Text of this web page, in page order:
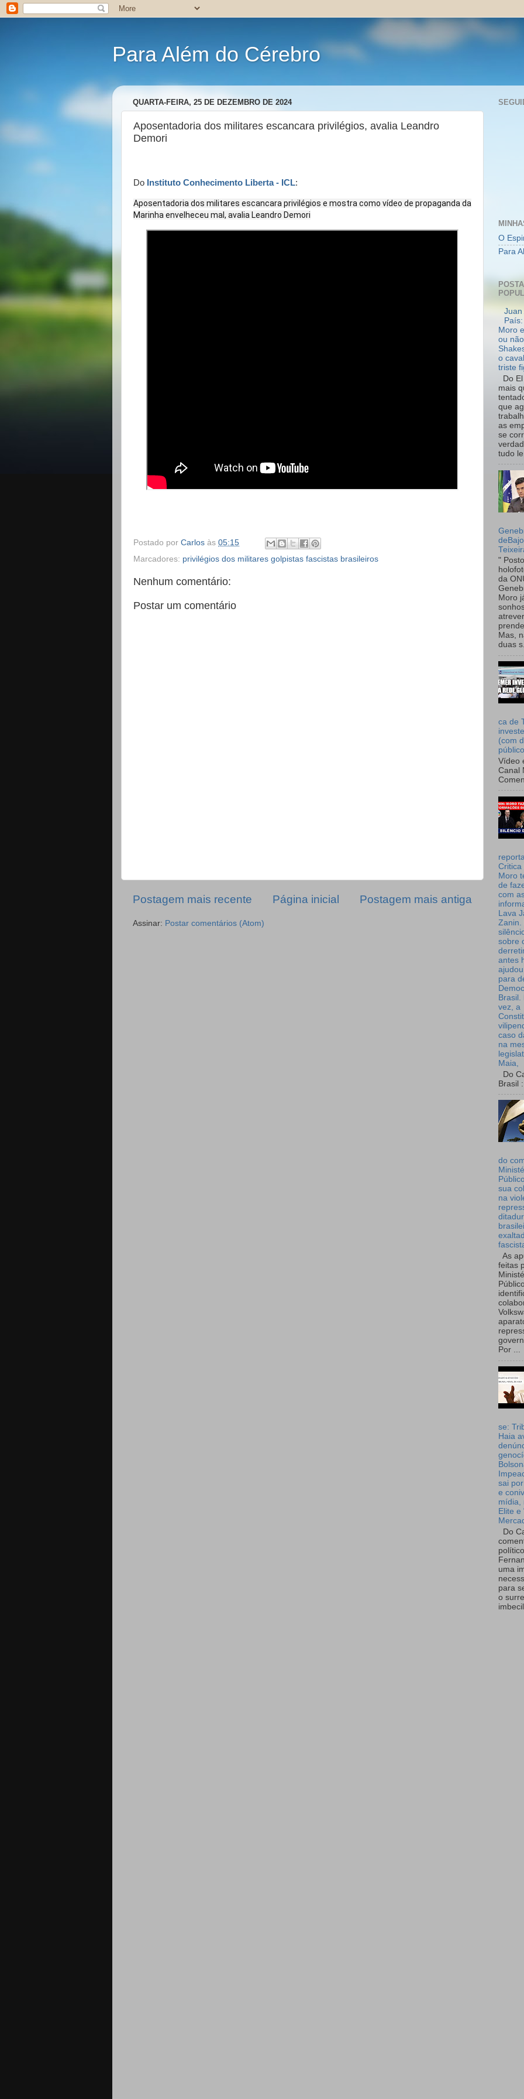
Para Além do Cérebro
QUARTA-FEIRA, 25 DE DEZEMBRO DE 2024
Aposentadoria dos militares escancara privilégios, avalia Leandro
Demori
Do Instituto Conhecimento Liberta - ICL:
Aposentadoria dos militares escancara privilégios e mostra como vídeo de propaganda da
Marinha envelheceu mal, avalia Leandro Demori
Postado por Carlos às 05:15
Marcadores: privilégios dos militares golpistas fascistas brasileiros
Nenhum comentário:
Postar um comentário
Postagem mais recente Postagem mais antiga
Página inicial
Assinar: Postar comentários (Atom)
O
Para
Juan
Moro
ou
o
triste
Do
mais
que
as
se
tudo
"
da
Moro
Mas,
duas
ca de
(com
Vídeo
Canal
Critica
Moro
de
com
Lava
Zanin.
sobre
antes
para
Brasil.
vez, a
caso
na
Maia,
Do
Brasil :
do
sua
na
As
feitas
Por ...
se:
Haia
sai
e
mídia,
Elite e
Do
uma
para
o